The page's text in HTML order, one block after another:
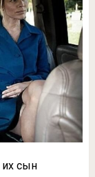
их сын